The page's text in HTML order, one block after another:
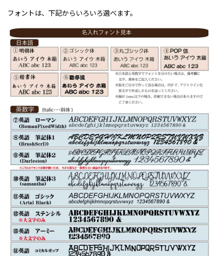
フォントは、下記からいろいろ選べます。